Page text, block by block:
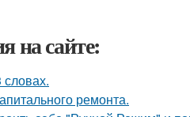
на сайте:
ремонта.